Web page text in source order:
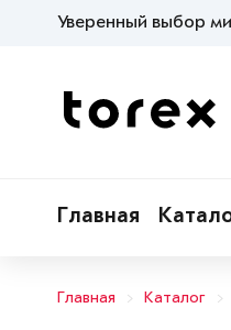
Уверенный выбор
Главная
Главная Каталог